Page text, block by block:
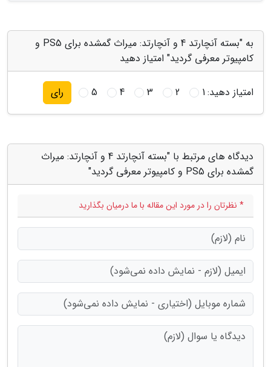
به "بسته آنچارتد 4 و آنچارتد: میراث گمشده برای PS5 و
کامپیوتر معرفی گردید" امتیاز دهید
امتیاز دهید:1
2
3
4
5 رای
دیدگاه های مرتبط با "بسته آنچارتد 4 و آنچارتد: میراث
گمشده برای PS5 و کامپیوتر معرفی گردید"
* نظرتان را در مورد این مقاله با ما درمیان بگذارید